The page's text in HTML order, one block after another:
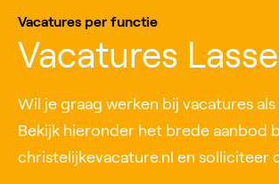
Vacatures per functie
Vacatures
Wil je graag werken bij vacatures als
Bekijk hieronder het brede aanbod
christelijkevacature.nl en solliciteer